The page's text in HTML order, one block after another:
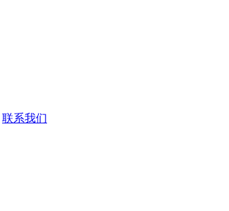
联系我们